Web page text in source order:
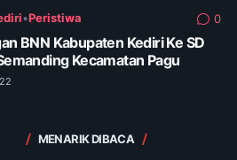
•Peristiwa 0
BNN Kabupaten Kediri Ke SD
Kecamatan Pagu
MENARIK DIBACA